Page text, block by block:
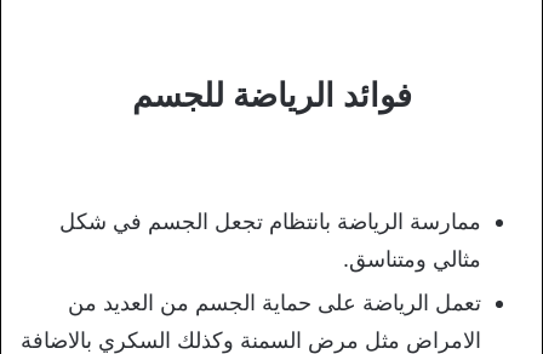
فوائد الرياضة للجسم
ممارسة الرياضة بانتظام تجعل الجسم في شكل
مثالي ومتناسق.
تعمل الرياضة على حماية الجسم من العديد من
الامراض مثل مرض السمنة وكذلك السكري بالاضافة